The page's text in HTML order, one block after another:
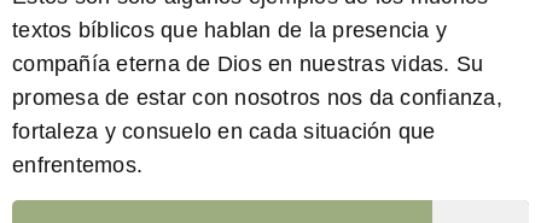
textos bíblicos que hablan de la presencia y
compañía eterna de Dios en nuestras vidas. Su
promesa de estar con nosotros nos da confianza,
fortaleza y consuelo en cada situación que
enfrentemos.